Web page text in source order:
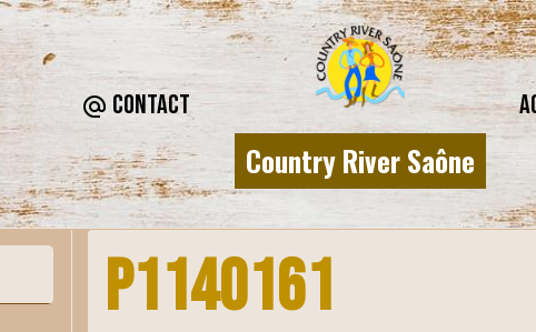
CONTACT
Country River Saône
P1140161